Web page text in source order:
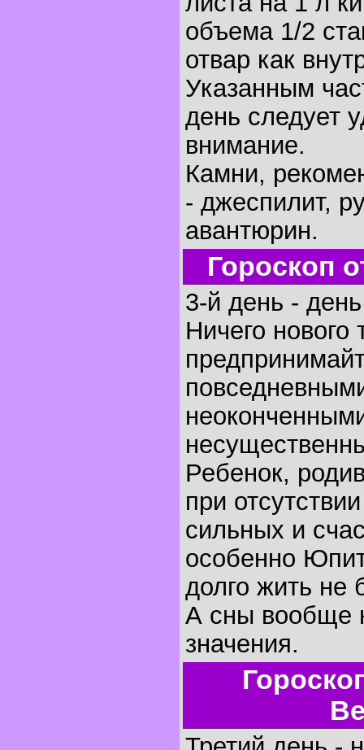
объема 1/2
отвар как
Указанным
день следует
внимание.
Камни,
- джеспилит,
авантюрин.
Гороскоп
3-й день -
Ничего нового
Ребенок,
при
сильных и
особенно
долго жить не
А сны вообще
значения.